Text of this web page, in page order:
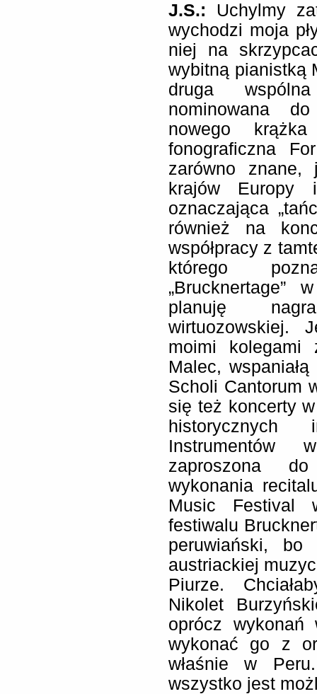
J.S.: Uchylmy
wychodzi moja
niej na
wybitną pianistką
druga
nominowana
nowego
fonograficzna
zarówno
krajów Europy
oznaczająca
również na
współpracy z
którego
planuję
wirtuozowskiej.
moimi kolegami
Malec,
Scholi Cantorum
się też koncerty
historycznych
Instrumentów
zaproszona
wykonania
Music Festival
festiwalu
peruwiański,
austriackiej
Piurze.
Nikolet
oprócz
wykonać go z
właśnie w
wszystko jest